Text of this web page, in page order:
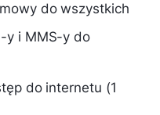
do wszystkich
y i MMS-y do
do internetu (1